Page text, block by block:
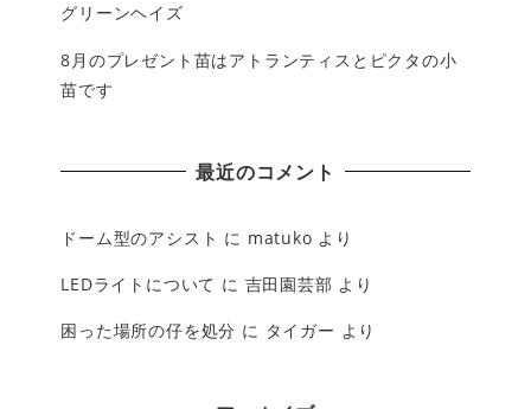
グリーンヘイズ
8月のプレゼント苗はアトランティスとピクタの小
苗です
最近のコメント
ドーム型のアシスト に matuko より
LEDライトについて に 吉田園芸部 より
困った場所の仔を処分 に タイガー より